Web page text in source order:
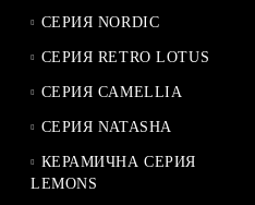
СЕРИЯ NORDIC
СЕРИЯ RETRO LOTUS
СЕРИЯ CAMELLIA
СЕРИЯ NATASHA
КЕРАМИЧНА СЕРИЯ
LEMONS